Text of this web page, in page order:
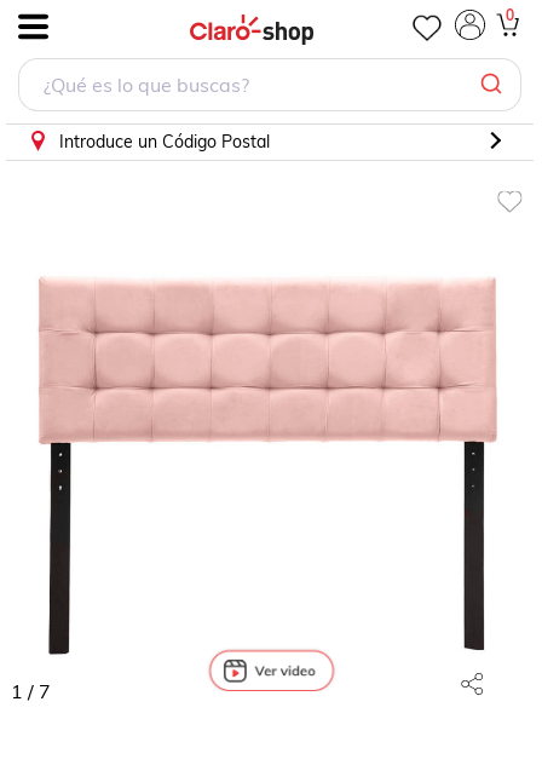
0
Introduce un Código Postal
1 / 7
Cabecera Individual Dicasa Catania Palo de Rosa